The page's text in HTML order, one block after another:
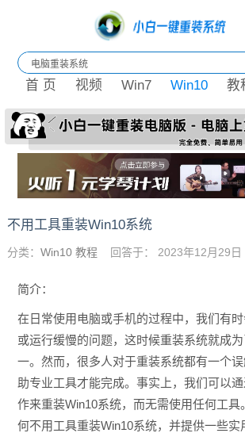
首 页 视频 Win7 Win10 教
不用工具重装Win10系统
分类： Win10 教程 回答于： 2023年12月29日
简介：
在日常使用电脑或手机的过程中，我们有
或运行缓慢的问题，这时候重装系统就成
一。然而，很多人对于重装系统都有一个
助专业工具才能完成。事实上，我们可以
作来重装Win10系统，而无需使用任何工具
何不用工具重装Win10系统，并提供一些实